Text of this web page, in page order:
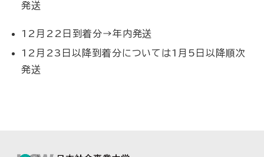
発送
12月22日到着分→年内発送
12月23日以降到着分については1月5日以降順次
発送